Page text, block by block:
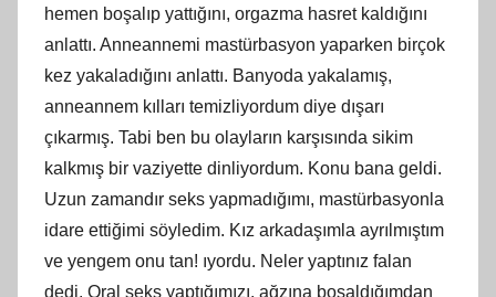
hemen boşalıp yattığını, orgazma hasret kaldığını
anlattı. Anneannemi mastürbasyon yaparken birçok
kez yakaladığını anlattı. Banyoda yakalamış,
anneannem kılları temizliyordum diye dışarı
çıkarmış. Tabi ben bu olayların karşısında sikim
kalkmış bir vaziyette dinliyordum. Konu bana geldi.
Uzun zamandır seks yapmadığımı, mastürbasyonla
idare ettiğimi söyledim. Kız arkadaşımla ayrılmıştım
ve yengem onu tan! ıyordu. Neler yaptınız falan
dedi. Oral seks yaptığımızı, ağzına boşaldığımdan